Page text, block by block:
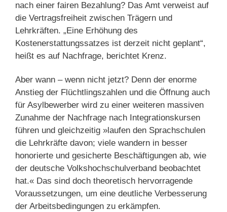
nach einer fairen Bezahlung? Das Amt verweist auf
die Vertragsfreiheit zwischen Trägern und
Lehrkräften. „Eine Erhöhung des
Kostenerstattungssatzes ist derzeit nicht geplant“,
heißt es auf Nachfrage, berichtet Krenz.
Aber wann – wenn nicht jetzt? Denn der enorme
Anstieg der Flüchtlingszahlen und die Öffnung auch
für Asylbewerber wird zu einer weiteren massiven
Zunahme der Nachfrage nach Integrationskursen
führen und gleichzeitig »laufen den Sprachschulen
die Lehrkräfte davon; viele wandern in besser
honorierte und gesicherte Beschäftigungen ab, wie
der deutsche Volkshochschulverband beobachtet
hat.« Das sind doch theoretisch hervorragende
Voraussetzungen, um eine deutliche Verbesserung
der Arbeitsbedingungen zu erkämpfen.